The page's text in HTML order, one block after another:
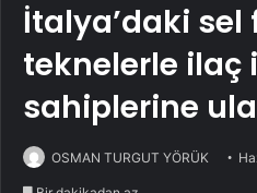
İtalya’daki
teknelerle ilaç
sahiplerine
OSMAN TURGUT YÖRÜK